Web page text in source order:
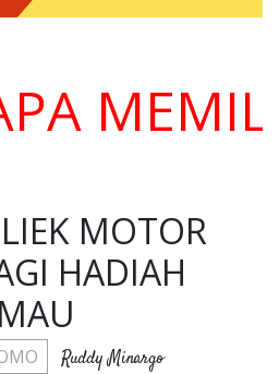
MOTOR
HADIAH
MAU
Ruddy Minargo